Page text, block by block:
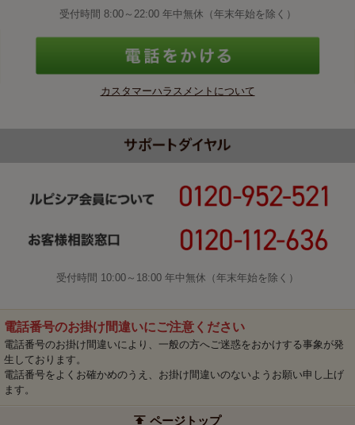
受付時間 8:00～22:00 年中無休（年末年始を除く）
カスタマーハラスメントについて
受付時間 10:00～18:00 年中無休（年末年始を除く）
電話番号のお掛け間違いにご注意ください
電話番号のお掛け間違いにより、一般の方へご迷惑をおかけする事象が発
生しております。
電話番号をよくお確かめのうえ、お掛け間違いのないようお願い申し上げ
ます。
ページトップ